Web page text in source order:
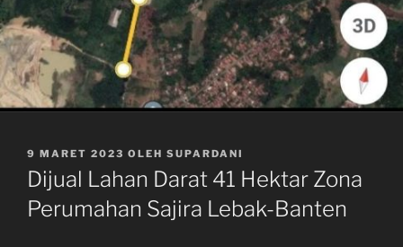
DIPOSKAN
PADA
9 MARET 2023 OLEH SUPARDANI
Dijual Lahan Darat 41 Hektar Zona
Perumahan Sajira Lebak-Banten